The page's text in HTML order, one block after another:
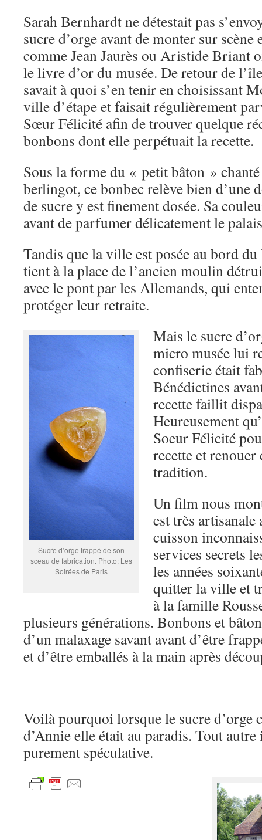
Sarah Bernhardt ne détestait pas
sucre d’orge avant de monter sur scène
comme Jean Jaurès ou Aristide Briant
le livre d’or du musée. De retour de
savait à quoi s’en tenir en choisissant
ville d’étape et faisait régulièrement
Sœur Félicité afin de trouver quelque
bonbons dont elle perpétuait la recette.
Sous la forme du « petit bâton »
berlingot, ce bonbec relève bien d’une
de sucre y est finement dosée. Sa
avant de parfumer délicatement le
Tandis que la ville est posée au bord
tient à la place de l’ancien moulin
avec le pont par les Allemands, qui
protéger leur retraite.
Sucre d’orge frappé de son
sceau de fabrication. Photo: Les
Soirées de Paris
Mais le sucre
micro musée lui
confiserie était
Bénédictines
recette faillit
Heureusement
Soeur Félicité
recette et renouer
tradition.
Un film nous
est très artisanale
cuisson
services secrets
les années
quitter la ville et
à la famille
plusieurs générations. Bonbons et
d’un malaxage savant avant d’être
et d’être emballés à la main après
Voilà pourquoi lorsque le sucre d’orge
d’Annie elle était au paradis. Tout
purement spéculative.